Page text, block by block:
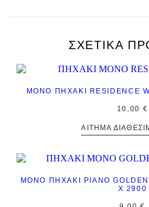
ΣΧΕΤΙΚΆ
ΜΟΝΌ ΠΗΧΆΚΙ RESIDENCE
10,00 €
ΑΊΤΗΜΑ
ΜΟΝΌ ΠΗΧΆΚΙ PIANO GOLDEN
Χ 2900